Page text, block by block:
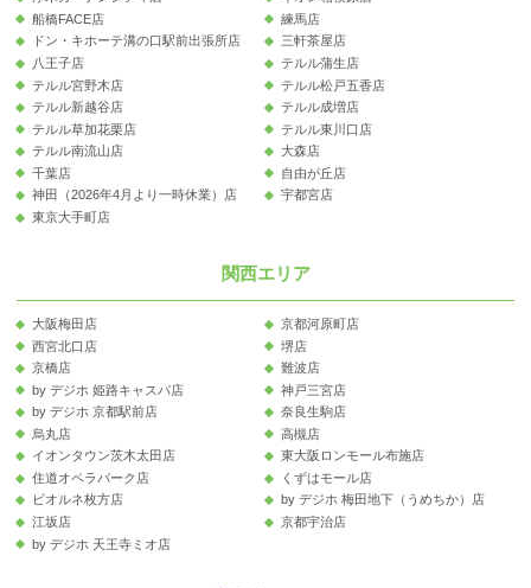
船橋FACE店
練馬店
ドン・キホーテ溝の口駅前出張所店
三軒茶屋店
八王子店
テルル蒲生店
テルル宮野木店
テルル松戸五香店
テルル新越谷店
テルル成増店
テルル草加花栗店
テルル東川口店
テルル南流山店
大森店
千葉店
自由が丘店
神田（2026年4月より一時休業）店
宇都宮店
東京大手町店
関西エリア
大阪梅田店
京都河原町店
西宮北口店
堺店
京橋店
難波店
by デジホ 姫路キャスパ店
神戸三宮店
by デジホ 京都駅前店
奈良生駒店
烏丸店
高槻店
イオンタウン茨木太田店
東大阪ロンモール布施店
住道オペラパーク店
くずはモール店
ビオルネ枚方店
by デジホ 梅田地下（うめちか）店
江坂店
京都宇治店
by デジホ 天王寺ミオ店